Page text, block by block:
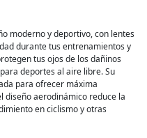
moderno y deportivo, con lentes
durante tus entrenamientos y
tus ojos de los dañinos
deportes al aire libre. Su
para ofrecer máxima
diseño aerodinámico reduce la
en ciclismo y otras